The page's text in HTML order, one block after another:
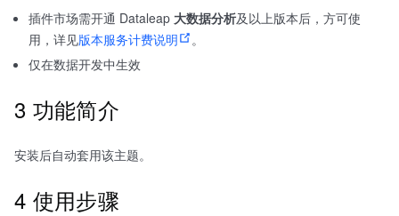
插件市场需开通 Dataleap 大数据分析及以上版本后，方可使
用，详见版本服务计费说明
。
仅在数据开发中生效
3 功能简介
安装后自动套用该主题。
4 使用步骤